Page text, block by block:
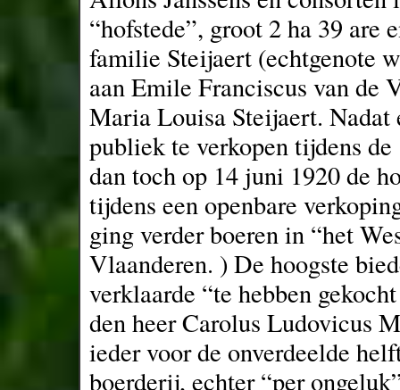
“hofstede”, groot 2 ha 39 are
familie Steijaert (echtgenote
aan Emile Franciscus van de
Maria Louisa Steijaert. Nadat
publiek te verkopen tijdens
dan toch op 14 juni 1920 de
tijdens een openbare
ging verder boeren in “het
Vlaanderen. ) De hoogste
verklaarde “te hebben
den heer Carolus Ludovicus
ieder voor de onverdeelde
boerderij, echter “per